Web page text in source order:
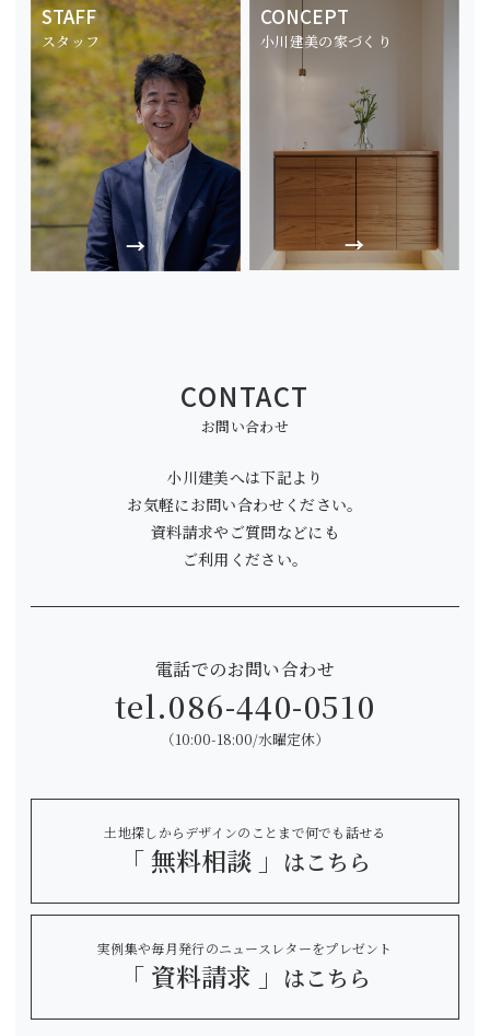
STAFF
スタッフ
CONCEPT
小川建美の家づくり
CONTACT
お問い合わせ
小川建美へは下記より
お気軽にお問い合わせください。
資料請求やご質問などにも
ご利用ください。
電話でのお問い合わせ
tel.086-440-0510
（10:00-18:00/水曜定休）
土地探しからデザインのことまで何でも話せる
「 無料相談 」 はこちら
実例集や毎月発行のニュースレターをプレゼント
「 資料請求 」 はこちら